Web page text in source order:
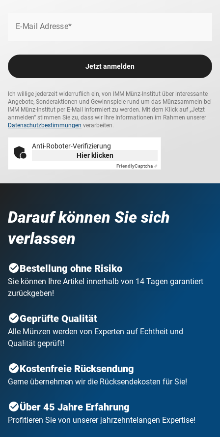
E-Mail Adresse*
Jetzt anmelden
Ich willige jederzeit widerruflich ein, von IMM Münz-Institut über interessante
Angebote, Sonderaktionen und Gewinnspiele rund um das Münzsammeln bei
IMM Münz-Institut per E-Mail informiert zu werden. Mit dem Klick auf „Jetzt
anmelden“ stimmen Sie zu, dass wir Ihre Informationen im Rahmen unserer
Datenschutzbestimmungen verarbeiten.
Anti-Roboter-Verifizierung
Hier klicken
FriendlyCaptcha ⇗
Darauf können Sie sich
verlassen
Bestellung ohne Risiko
Sie können Ihre Artikel innerhalb von 14 Tagen garantiert
zurückgeben!
Geprüfte Qualität
Alle Münzen werden von Experten auf Echtheit und
Qualität geprüft!
Kostenfreie Rücksendung
Gerne übernehmen wir die Rücksendekosten für Sie!
Über 45 Jahre Erfahrung
Profitieren Sie von unserer jahrzehntelangen Expertise!